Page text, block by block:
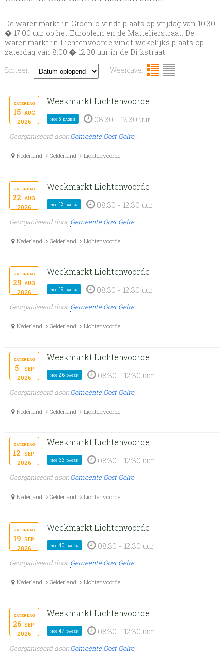
De warenmarkt in Groenlo vindt plaats op vrijdag van 10.30
� 17.00 uur op het Europlein en de Mattelierstraat. De
warenmarkt in Lichtenvoorde vindt wekelijks plaats op
zaterdag van 8.00 � 12.30 uur in de Dijkstraat.
Sorteer:
Weergave:
zaterdag
15 aug
2026
Weekmarkt Lichtenvoorde
nog 5 dagen 08:30 - 12:30 uur
Georganiseerd door:Gemeente Oost Gelre
Nederland Gelderland Lichtenvoorde
zaterdag
22 aug
2026
Weekmarkt Lichtenvoorde
nog 12 dagen 08:30 - 12:30 uur
Georganiseerd door:Gemeente Oost Gelre
Nederland Gelderland Lichtenvoorde
zaterdag
29 aug
2026
Weekmarkt Lichtenvoorde
nog 19 dagen 08:30 - 12:30 uur
Georganiseerd door:Gemeente Oost Gelre
Nederland Gelderland Lichtenvoorde
zaterdag
5 sep
2026
Weekmarkt Lichtenvoorde
nog 26 dagen 08:30 - 12:30 uur
Georganiseerd door:Gemeente Oost Gelre
Nederland Gelderland Lichtenvoorde
zaterdag
12 sep
2026
Weekmarkt Lichtenvoorde
nog 33 dagen 08:30 - 12:30 uur
Georganiseerd door:Gemeente Oost Gelre
Nederland Gelderland Lichtenvoorde
zaterdag
19 sep
2026
Weekmarkt Lichtenvoorde
nog 40 dagen 08:30 - 12:30 uur
Georganiseerd door:Gemeente Oost Gelre
Nederland Gelderland Lichtenvoorde
zaterdag
26 sep
2026
Weekmarkt Lichtenvoorde
nog 47 dagen 08:30 - 12:30 uur
Georganiseerd door:Gemeente Oost Gelre